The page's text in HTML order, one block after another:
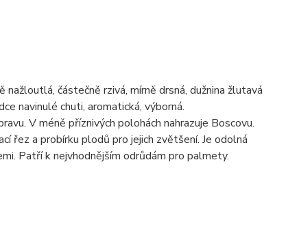
částečně rzivá, mírně drsná, dužnina žlutavá
navinulé chuti, aromatická, výborná.
V méně příznivých polohách nahrazuje Boscovu.
řez a probírku plodů pro jejich zvětšení. Je odolná
Patří k nejvhodnějším odrůdám pro palmety.